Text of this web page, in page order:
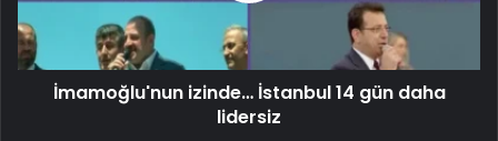
İmamoğlu'nun izinde… İstanbul 14 gün daha
lidersiz